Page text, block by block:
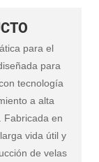
para el
para
tecnología
a alta
Fabricada en
vida útil y
de velas